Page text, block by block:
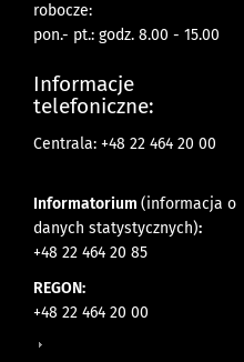
robocze:
pon.- pt.: godz. 8.00 - 15.00
Informacje
telefoniczne:
Centrala: +48 22 464 20 00
Informatorium (informacja o
danych statystycznych):
+48 22 464 20 85
REGON:
+48 22 464 20 00